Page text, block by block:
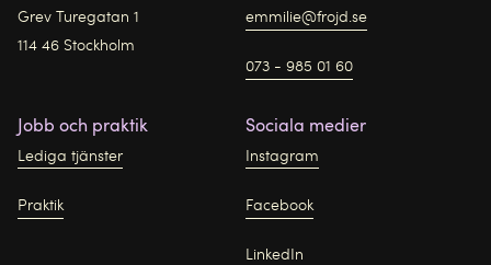
Grev Turegatan 1
114 46 Stockholm
emmilie@frojd.se
073 - 985 01 60
Jobb och praktik
Lediga tjänster
Praktik
Sociala medier
Instagram
Facebook
LinkedIn